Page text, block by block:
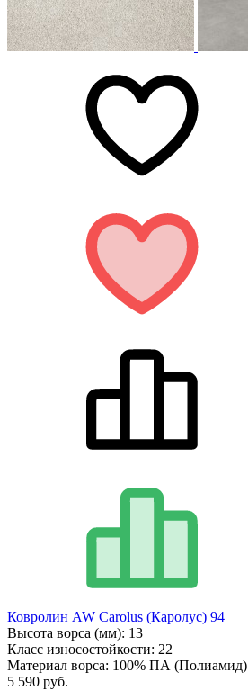
Ковролин AW Carolus (Каролус) 94
Высота ворса (мм): 13
Класс износостойкости: 22
Материал ворса: 100% ПА (Полиамид)
5 590 руб.